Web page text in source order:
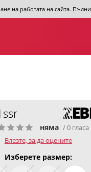
на работата на сайта.
няма / 0 гласа
Влезте, за да оцените
Изберете размер: